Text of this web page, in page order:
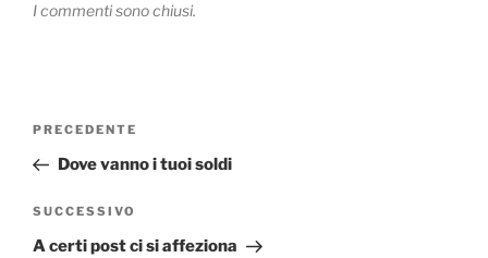
I commenti sono chiusi.
Navigazione
Articolo
precedente:
PRECEDENTE
Dove vanno i tuoi soldi
Articolo
successivo
SUCCESSIVO
A certi post ci si affeziona